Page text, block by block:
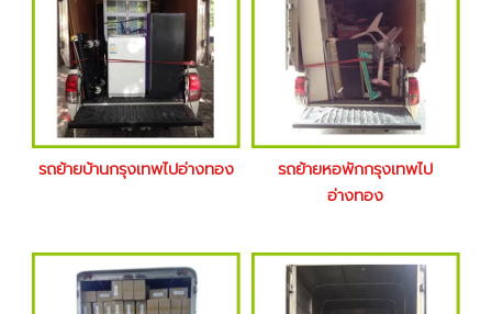
รถย้ายบ้านกรุงเทพไปอ่างทอง
รถย้ายหอพักกรุงเทพไป
อ่างทอง